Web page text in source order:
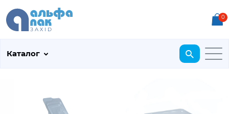
0
Каталог